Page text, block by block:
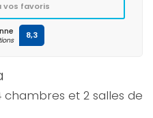
et 2 salles de
vos favoris
8,3